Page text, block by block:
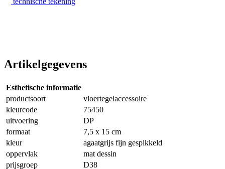
Artikelgegevens
Esthetische informatie
productsoort
vloertegelaccessoire
kleurcode
75450
uitvoering
DP
formaat
7,5 x 15 cm
kleur
agaatgrijs fijn gespikkeld
oppervlak
mat dessin
prijsgroep
D38